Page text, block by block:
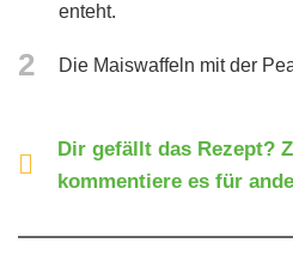
enteht.
2 Die Maiswaffeln mit der
Dir gefällt das Rezept?
kommentiere es für